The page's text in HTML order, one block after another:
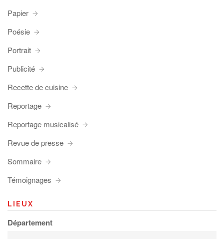
Papier
Poésie
Portrait
Publicité
Recette de cuisine
Reportage
Reportage musicalisé
Revue de presse
Sommaire
Témoignages
LIEUX
Département